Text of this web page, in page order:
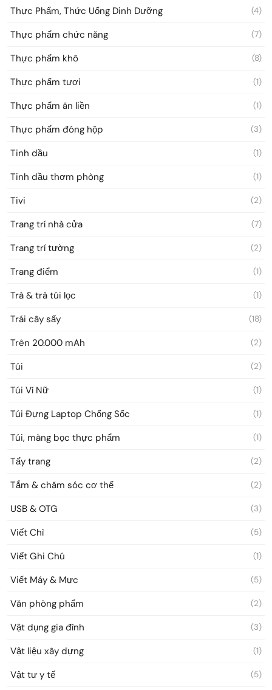
Thực Phẩm, Thức Uống Dinh Dưỡng (4)
Thực phẩm chức năng (7)
Thực phẩm khô (8)
Thực phẩm tươi (1)
Thực phẩm ăn liền (1)
Thực phẩm đóng hộp (3)
Tinh dầu (1)
Tinh dầu thơm phòng (1)
Tivi (2)
Trang trí nhà cửa (7)
Trang trí tường (2)
Trang điểm (1)
Trà & trà túi lọc (1)
Trái cây sấy (18)
Trên 20.000 mAh (2)
Túi (2)
Túi Ví Nữ (1)
Túi Đựng Laptop Chống Sốc (1)
Túi, màng bọc thực phẩm (1)
Tẩy trang (2)
Tắm & chăm sóc cơ thể (2)
USB & OTG (3)
Viết Chì (5)
Viết Ghi Chú (1)
Viết Máy & Mực (5)
Văn phòng phẩm (2)
Vật dụng gia đình (3)
Vật liệu xây dựng (1)
Vật tư y tế (5)